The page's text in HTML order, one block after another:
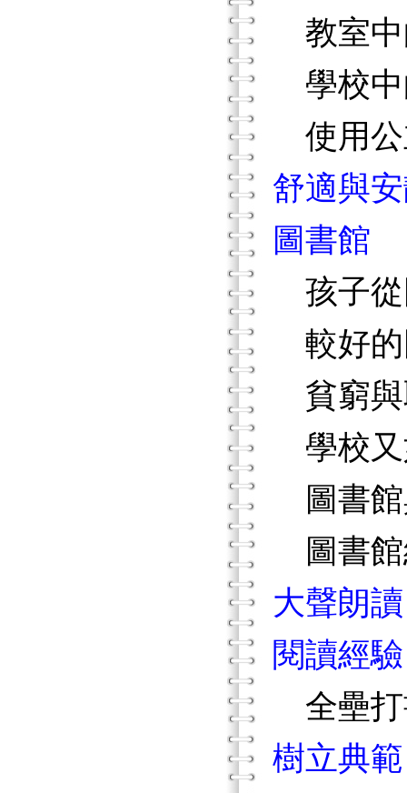
教室中
學校中
使用公
舒適與
圖書館
孩子從
較好的
貧窮與
學校又
圖書館
圖書館
大聲朗讀
閱讀經驗
全壘打
樹立典範